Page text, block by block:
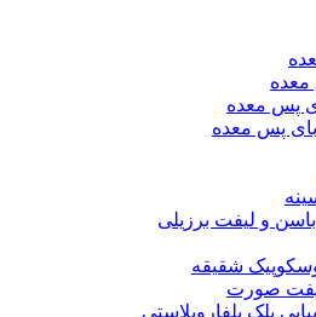
پس معده
پس معده
و لیفت برزیلی
شقیقه
صورت
پلک بلفاروپلاستی